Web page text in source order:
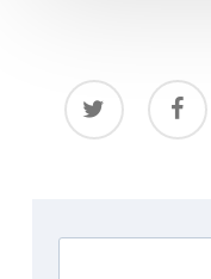
twitter facebook